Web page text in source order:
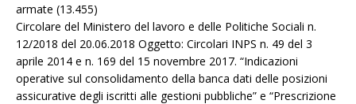
armate (13.455)
Circolare del Ministero del lavoro e delle Politiche Sociali n.
12/2018 del 20.06.2018 Oggetto: Circolari INPS n. 49 del 3
aprile 2014 e n. 169 del 15 novembre 2017. “Indicazioni
operative sul consolidamento della banca dati delle posizioni
assicurative degli iscritti alle gestioni pubbliche” e “Prescrizione